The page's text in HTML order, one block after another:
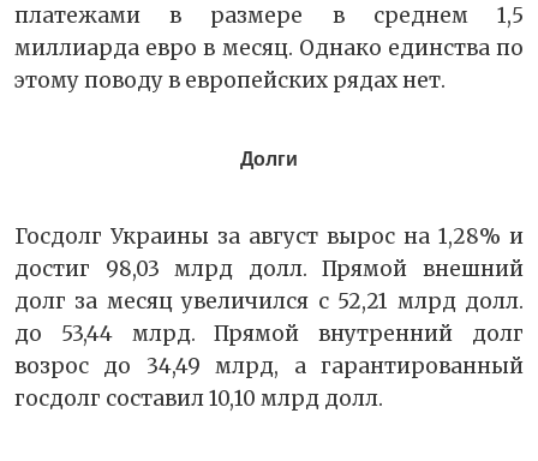
платежами в размере в среднем 1,5
миллиарда евро в месяц. Однако единства по
этому поводу в европейских рядах нет.
Долги
Госдолг Украины за август вырос на 1,28% и
достиг 98,03 млрд долл. Прямой внешний
долг за месяц увеличился с 52,21 млрд долл.
до 53,44 млрд. Прямой внутренний долг
возрос до 34,49 млрд, а гарантированный
госдолг составил 10,10 млрд долл.